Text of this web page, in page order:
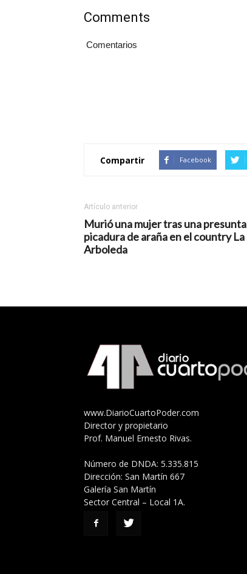
Comments
Comentarios
Compartir Facebook
Artículo anterior
Murió una mujer tras una presunta
picadura de araña en el country La
Arboleda
www.DiarioCuartoPoder.com
Director y propietario
Prof. Manuel Ernesto Rivas.
Número de DNDA: 5.335.815
Dirección: San Martín 667
Galería San Martín
Sector Central – Local 1A.